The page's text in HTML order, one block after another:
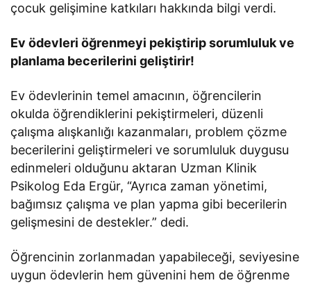
çocuk gelişimine katkıları hakkında bilgi verdi.
Ev ödevleri öğrenmeyi pekiştirip sorumluluk ve
planlama becerilerini geliştirir!
Ev ödevlerinin temel amacının, öğrencilerin
okulda öğrendiklerini pekiştirmeleri, düzenli
çalışma alışkanlığı kazanmaları, problem çözme
becerilerini geliştirmeleri ve sorumluluk duygusu
edinmeleri olduğunu aktaran Uzman Klinik
Psikolog Eda Ergür, “Ayrıca zaman yönetimi,
bağımsız çalışma ve plan yapma gibi becerilerin
gelişmesini de destekler.” dedi.
Öğrencinin zorlanmadan yapabileceği, seviyesine
uygun ödevlerin hem güvenini hem de öğrenme